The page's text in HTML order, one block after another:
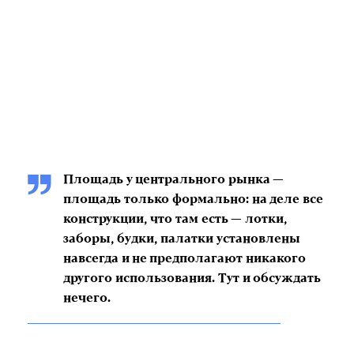
Площадь у центрального рынка —
площадь только формально: на деле все
конструкции, что там есть — лотки,
заборы, будки, палатки установлены
навсегда и не предполагают никакого
другого использования. Тут и обсуждать
нечего.